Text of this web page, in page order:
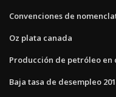
Convenciones de
Oz plata canada
Producción de petróleo en
Baja tasa de desempleo